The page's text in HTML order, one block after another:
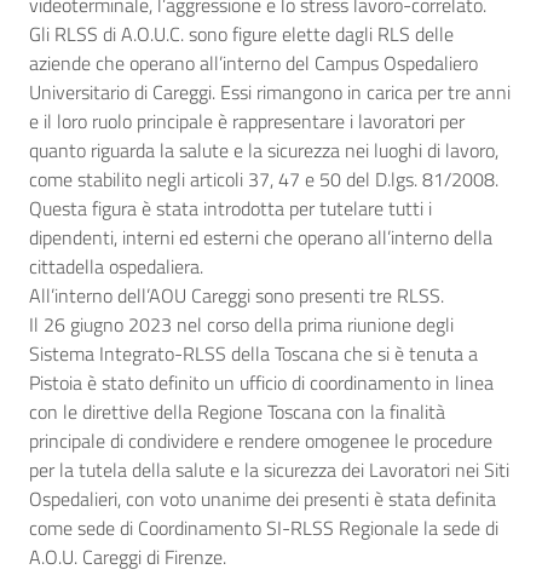
Gli RLSS di A.O.U.C. sono figure elette dagli RLS delle
aziende che operano all’interno del Campus Ospedaliero
Universitario di Careggi. Essi rimangono in carica per tre anni
e il loro ruolo principale è rappresentare i lavoratori per
quanto riguarda la salute e la sicurezza nei luoghi di lavoro,
come stabilito negli articoli 37, 47 e 50 del D.lgs. 81/2008.
Questa figura è stata introdotta per tutelare tutti i
dipendenti, interni ed esterni che operano all’interno della
cittadella ospedaliera.
All’interno dell’AOU Careggi sono presenti tre RLSS.
Il 26 giugno 2023 nel corso della prima riunione degli
Sistema Integrato-RLSS della Toscana che si è tenuta a
Pistoia è stato definito un ufficio di coordinamento in linea
con le direttive della Regione Toscana con la finalità
principale di condividere e rendere omogenee le procedure
per la tutela della salute e la sicurezza dei Lavoratori nei Siti
Ospedalieri, con voto unanime dei presenti è stata definita
come sede di Coordinamento SI-RLSS Regionale la sede di
A.O.U. Careggi di Firenze.